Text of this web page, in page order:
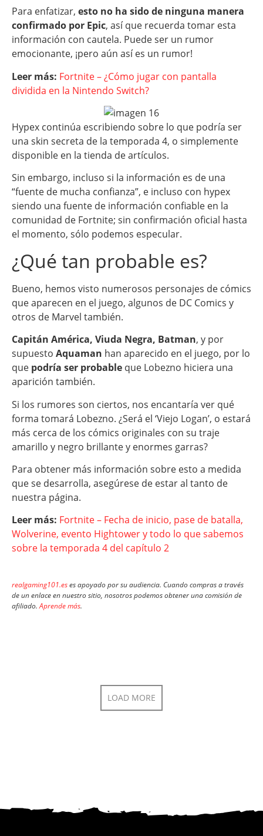
Para enfatizar, esto no ha sido de ninguna manera
confirmado por Epic, así que recuerda tomar esta
información con cautela. Puede ser un rumor
emocionante, ¡pero aún así es un rumor!
Leer más: Fortnite – ¿Cómo jugar con pantalla
dividida en la Nintendo Switch?
Hypex continúa escribiendo sobre lo que podría ser
una skin secreta de la temporada 4, o simplemente
disponible en la tienda de artículos.
Sin embargo, incluso si la información es de una
“fuente de mucha confianza”, e incluso con hypex
siendo una fuente de información confiable en la
comunidad de Fortnite; sin confirmación oficial hasta
el momento, sólo podemos especular.
¿Qué tan probable es?
Bueno, hemos visto numerosos personajes de cómics
que aparecen en el juego, algunos de DC Comics y
otros de Marvel también.
Capitán América, Viuda Negra, Batman, y por
supuesto Aquaman han aparecido en el juego, por lo
que podría ser probable que Lobezno hiciera una
aparición también.
Si los rumores son ciertos, nos encantaría ver qué
forma tomará Lobezno. ¿Será el ‘Viejo Logan’, o estará
más cerca de los cómics originales con su traje
amarillo y negro brillante y enormes garras?
Para obtener más información sobre esto a medida
que se desarrolla, asegúrese de estar al tanto de
nuestra página.
Leer más: Fortnite – Fecha de inicio, pase de batalla,
Wolverine, evento Hightower y todo lo que sabemos
sobre la temporada 4 del capítulo 2
realgaming101.eses apoyado por su audiencia. Cuando compras a través
de un enlace en nuestro sitio, nosotros podemos obtener una comisión de
afiliado.Aprende más.
LOAD MORE